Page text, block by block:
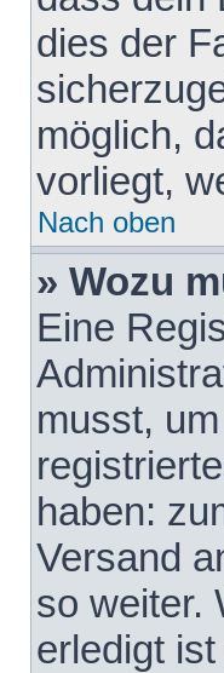
dies der
möglich,
vorliegt,
Nach oben
» Wozu
Eine
musst,
haben:
Versand
so weiter.
erledigt